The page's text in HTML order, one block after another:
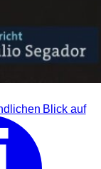
Blick auf